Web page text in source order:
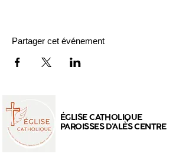
Partager cet événement
ÉGLISE CATHOLIQUE
PAROISSES D'ALÈS CENTRE